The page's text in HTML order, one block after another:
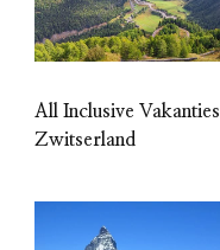
All Inclusive Vakanties
Zwitserland